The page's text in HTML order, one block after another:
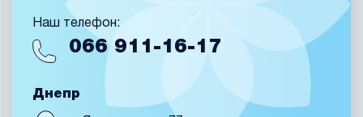
Наш телефон:
066911-16-17
Днепр